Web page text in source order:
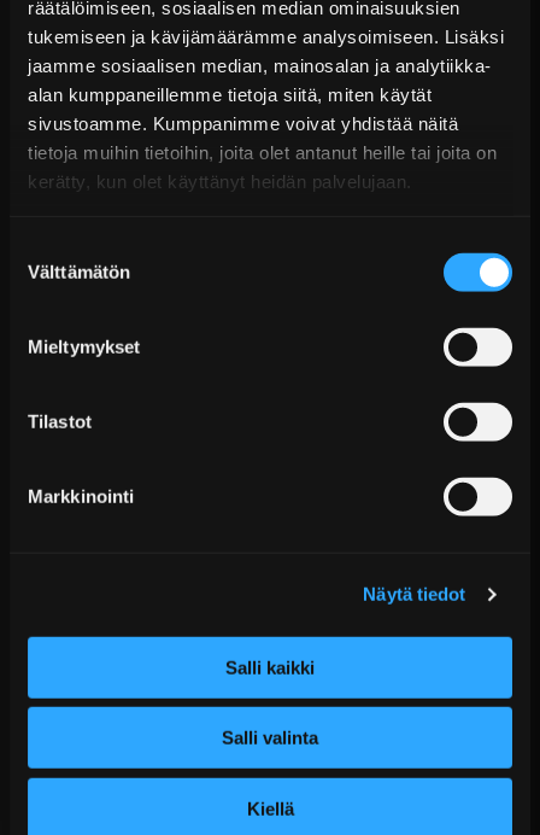
räätälöimiseen, sosiaalisen median ominaisuuksien
tukemiseen ja kävijämäärämme analysoimiseen. Lisäksi
jaamme sosiaalisen median, mainosalan ja analytiikka-
alan kumppaneillemme tietoja siitä, miten käytät
sivustoamme. Kumppanimme voivat yhdistää näitä
tietoja muihin tietoihin, joita olet antanut heille tai joita on
kerätty, kun olet käyttänyt heidän palvelujaan.
valinta
Välttämätön
Mieltymykset
Tilastot
Markkinointi
Näytä tiedot
Salli kaikki
Salli valinta
Kiellä
Kaupan sijainnissa olevat tuotteet 1–3 arkipäivässä
Päävaraston tuotteet 7 arkipäivässä
Jälkitoimitustuotteet noin 20 arkipäivässä
Ilmainen toimitus yli 300 € tilauksiin
Tekniset kysymykset
Sähköposti:asiakaspalvelu@tpwparts.com
Puhelin:+358 449011828
TEIN - Alustasarjat